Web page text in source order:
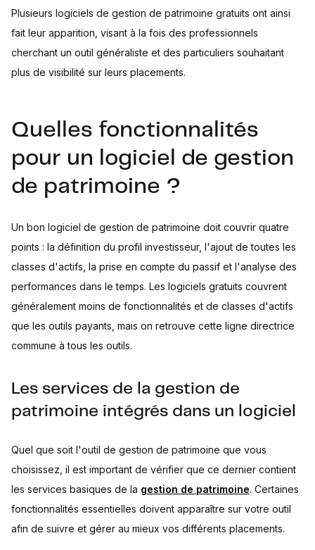
Plusieurs logiciels de gestion de patrimoine gratuits ont ainsi
fait leur apparition, visant à la fois des professionnels
cherchant un outil généraliste et des particuliers souhaitant
plus de visibilité sur leurs placements.
Quelles fonctionnalités
pour un logiciel de gestion
de patrimoine ?
Un bon logiciel de gestion de patrimoine doit couvrir quatre
points : la définition du profil investisseur, l'ajout de toutes les
classes d'actifs, la prise en compte du passif et l'analyse des
performances dans le temps. Les logiciels gratuits couvrent
généralement moins de fonctionnalités et de classes d'actifs
que les outils payants, mais on retrouve cette ligne directrice
commune à tous les outils.
Les services de la gestion de
patrimoine intégrés dans un logiciel
Quel que soit l'outil de gestion de patrimoine que vous
choisissez, il est important de vérifier que ce dernier contient
les services basiques de la gestion de patrimoine. Certaines
fonctionnalités essentielles doivent apparaître sur votre outil
afin de suivre et gérer au mieux vos différents placements.